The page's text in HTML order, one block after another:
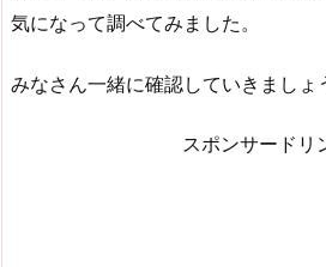
気になって調べてみました。
みなさん一緒に確認していきましょ
スポンサードリ